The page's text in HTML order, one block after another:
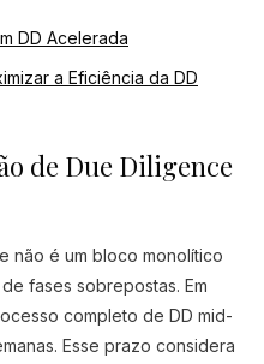
DD Acelerada
a Eficiência da DD
de Due Diligence
não é um bloco monolítico
fases sobrepostas. Em
completo de DD mid-
Esse prazo considera